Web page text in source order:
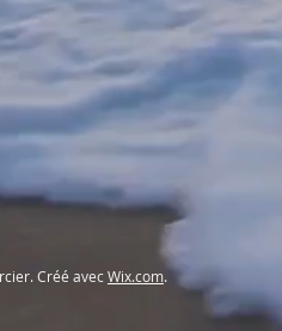
Créé avecWix.com.